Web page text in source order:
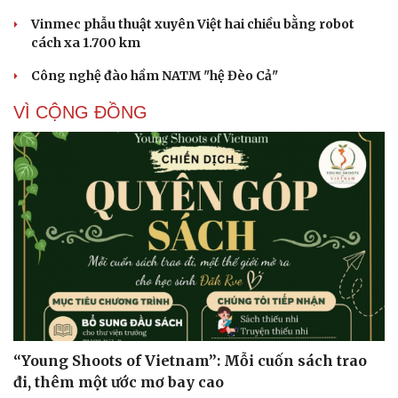
Cải chính
Vinmec phẫu thuật xuyên Việt hai chiều bằng robot
cách xa 1.700 km
Công nghệ đào hầm NATM "hệ Đèo Cả"
VÌ CỘNG ĐỒNG
“Young Shoots of Vietnam”: Mỗi cuốn sách trao
đi, thêm một ước mơ bay cao